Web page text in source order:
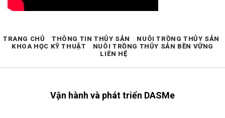
Vận hành và phát triển DASMe
TRANG CHỦ THÔNG TIN THỦY SẢN
NUÔI TRỒNG THỦY SẢN
KHOA HỌC KỸ THUẬT
NUÔI TRỒNG THỦY SẢN BỀN VỮNG
LIÊN HỆ